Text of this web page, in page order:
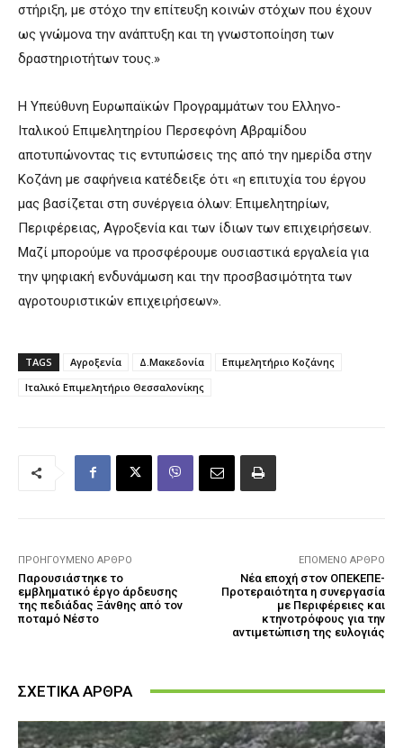
στήριξη, με στόχο την επίτευξη κοινών στόχων που έχουν
ως γνώμονα την ανάπτυξη και τη γνωστοποίηση των
δραστηριοτήτων τους.»
Η Υπεύθυνη Ευρωπαϊκών Προγραμμάτων του Ελληνο-
Ιταλικού Επιμελητηρίου Περσεφόνη Αβραμίδου
αποτυπώνοντας τις εντυπώσεις της από την ημερίδα στην
Κοζάνη με σαφήνεια κατέδειξε ότι «η επιτυχία του έργου
μας βασίζεται στη συνέργεια όλων: Επιμελητηρίων,
Περιφέρειας, Αγροξενία και των ίδιων των επιχειρήσεων.
Μαζί μπορούμε να προσφέρουμε ουσιαστικά εργαλεία για
την ψηφιακή ενδυνάμωση και την προσβασιμότητα των
αγροτουριστικών επιχειρήσεων».
TAGS Αγροξενία Δ.Μακεδονία
Επιμελητήριο Κοζάνης
Ιταλικό Επιμελητήριο Θεσσαλονίκης
ΠΡΟΗΓΟΎΜΕΝΟ ΆΡΘΡΟ
Παρουσιάστηκε το
εμβληματικό έργο άρδευσης
της πεδιάδας Ξάνθης από τον
ποταμό Νέστο
ΕΠΌΜΕΝΟ ΆΡΘΡΟ
Νέα εποχή στον ΟΠΕΚΕΠΕ-
Προτεραιότητα η συνεργασία
με Περιφέρειες και
κτηνοτρόφους για την
αντιμετώπιση της ευλογιάς
ΣΧΕΤΙΚΑ ΑΡΘΡΑ